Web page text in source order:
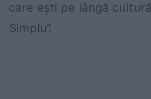
care ești pe lângă
Simplu”.